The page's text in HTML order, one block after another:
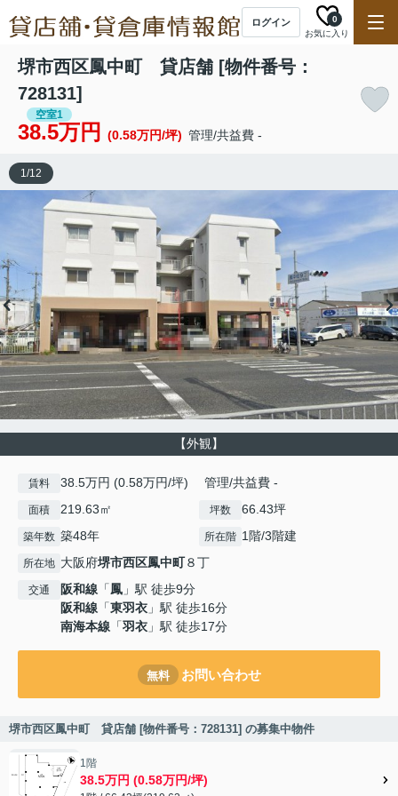
ログイン
お気に入り
0
堺市西区鳳中町 貸店舗 [物件番号：
728131]
空室1
38.5万円 (0.58万円/坪) 管理/共益費 -
【外観】
1/12
賃料 38.5万円 (0.58万円/坪) 管理/共益費 -
面積 219.63㎡ 坪数 66.43坪
築年数 築48年 所在階 1階/3階建
所在地 大阪府堺市西区鳳中町８丁
交通 阪和線 「鳳 」駅 徒歩9分
阪和線 「東羽衣 」駅 徒歩16分
南海本線 「羽衣 」駅 徒歩17分
無料 お問い合わせ
堺市西区鳳中町 貸店舗 [物件番号：728131] の募集中物件
1階
38.5万円 (0.58万円/坪)